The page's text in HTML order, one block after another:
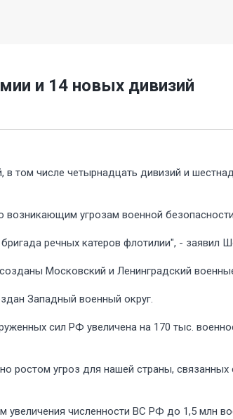
и 14 новых дивизий
том числе четырнадцать дивизий и
угрозам военной
речных катеров флотилии", - заявил
Московский и Ленинградский
Западный военный округ.
сил РФ увеличена на 170 тыс.
ростом угроз для нашей страны,
численности ВС РФ до 1,5 млн